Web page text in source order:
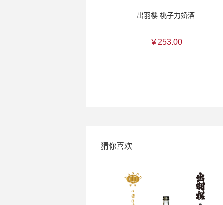
出羽樱 桃子力娇酒
￥253.00
猜你喜欢